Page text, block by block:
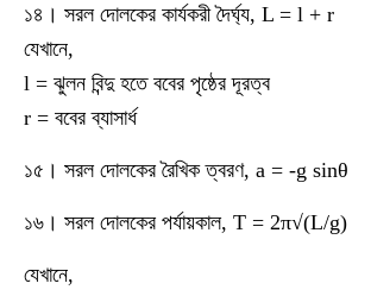
১৪। সরল দোলকের কার্যকরী দৈর্ঘ্য, L = l + r
যেখানে,
l = ঝুলন বিন্দু হতে ববের পৃষ্ঠের দূরত্ব
r = ববের ব্যাসার্ধ
১৫। সরল দোলকের রৈখিক ত্বরণ, a = -g sinθ
১৬। সরল দোলকের পর্যায়কাল, T = 2π√(L/g)
যেখানে,